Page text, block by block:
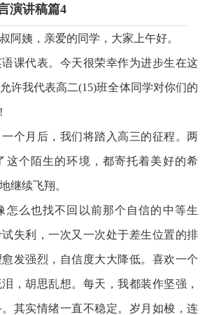
演讲稿篇4
姨，亲爱的同学，大家上午好。
代表。今天很荣幸作为进步生在这
许我代表高二(15)班全体同学对你们的
月后，我们将踏入高三的征程。两
这个陌生的环境，都寄托着美好的希
继续飞翔。
么也找不回以前那个自信的中等生
失利，一次又一次处于差生位置的排
发强烈，自信度大大降低。喜欢一个
，胡思乱想。每天，我都装作坚强，
其实情绪一直不稳定。岁月如梭，连